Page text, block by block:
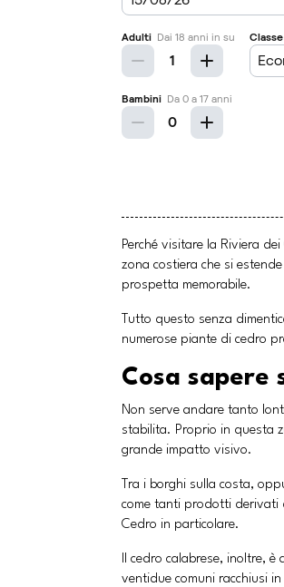
Perché visitare la Riviera
zona costiera che si
prospetta memorabile.
Tutto questo senza
numerose piante di cedro
Cosa sapere
Non serve andare tanto
stabilita. Proprio in questa
grande impatto visivo.
Tra i borghi sulla costa,
come tanti prodotti derivati
Cedro in particolare.
Il cedro calabrese, inoltre,
ventidue comuni racchiusi